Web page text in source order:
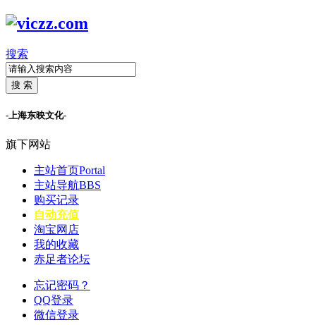
搜索
搜 索
-上海东映文化-
旗下网站
主站首页Portal
主站导航BBS
购买记录
自动充值
淘宝网店
我的收藏
赤足者论坛
忘记密码？
QQ登录
微信登录